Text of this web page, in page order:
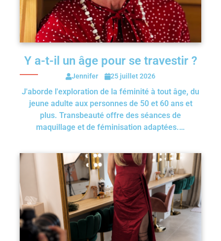
Y a-t-il un âge pour se travestir ?
Jennifer 25 juillet 2026
J'aborde l'exploration de la féminité à tout âge, du
jeune adulte aux personnes de 50 et 60 ans et
plus. Transbeauté offre des séances de
maquillage et de féminisation adaptées.…